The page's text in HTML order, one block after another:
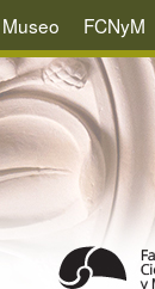
Museo FCNyM